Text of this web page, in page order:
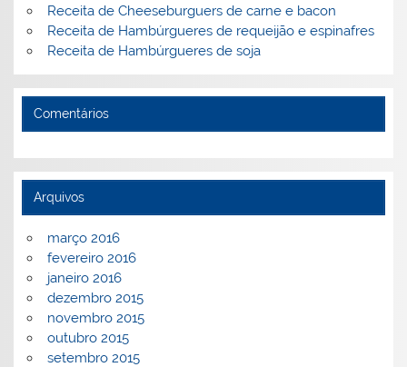
Receita de Cheeseburguers de carne e bacon
Receita de Hambúrgueres de requeijão e espinafres
Receita de Hambúrgueres de soja
Comentários
Arquivos
março 2016
fevereiro 2016
janeiro 2016
dezembro 2015
novembro 2015
outubro 2015
setembro 2015